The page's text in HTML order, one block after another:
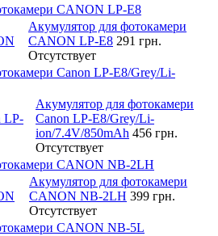
CANON LP-E8
Акумулятор для фотокамери
CANON LP-E8 291 грн.
Отсутствует
Canon LP-E8/Grey/Li-
Акумулятор для фотокамери
Canon LP-E8/Grey/Li-
ion/7.4V/850mAh 456 грн.
Отсутствует
CANON NB-2LH
Акумулятор для фотокамери
CANON NB-2LH 399 грн.
Отсутствует
CANON NB-5L